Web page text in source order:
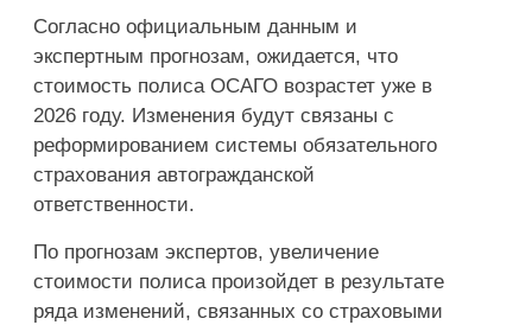
Согласно официальным данным и
экспертным прогнозам, ожидается, что
стоимость полиса ОСАГО возрастет уже в
2026 году. Изменения будут связаны с
реформированием системы обязательного
страхования автогражданской
ответственности.
По прогнозам экспертов, увеличение
стоимости полиса произойдет в результате
ряда изменений, связанных со страховыми